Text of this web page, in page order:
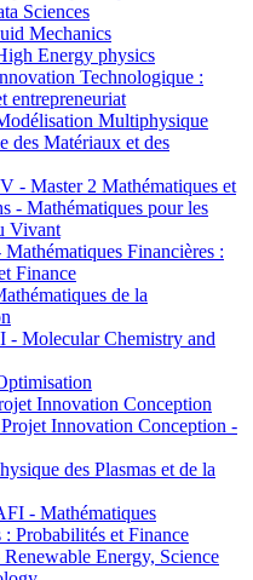
Sciences
Mechanics
Energy physics
Technologique :
entrepreneuriat
Multiphysique
des Matériaux et des
- Master 2 Mathématiques et
- Mathématiques pour les
Vivant
Financières :
Finance
de la
Molecular Chemistry and
Innovation Conception
Innovation Conception -
des Plasmas et de la
- Mathématiques
: Probabilités et Finance
Energy, Science